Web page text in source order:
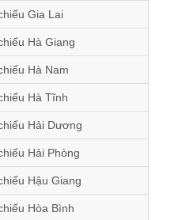
Gia Lai
Hà Giang
Hà Nam
Hà Tĩnh
Hải Dương
Hải Phòng
Hậu Giang
Hòa Bình